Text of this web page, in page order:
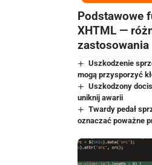
Podstawowe
XHTML —
zastosowania
Uszkodzenie
mogą przysporzyć
Uszkodzony
uniknij awarii
Twardy pedał
oznaczać poważne